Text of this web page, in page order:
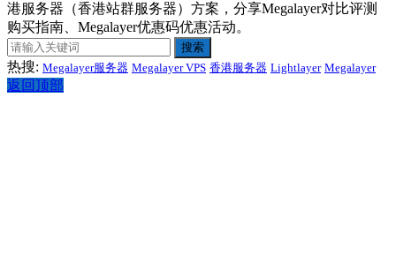
港服务器（香港站群服务器）方案，分享Megalayer对比评测
购买指南、Megalayer优惠码优惠活动。
搜索
热搜: Megalayer服务器 Megalayer VPS 香港服务器 Lightlayer Megalayer
返回顶部